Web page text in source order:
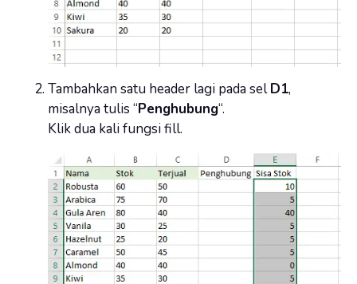
Tambahkan satu header lagi pada selD1,
misalnya tulis “Penghubung“.
Klik dua kali fungsi fill.